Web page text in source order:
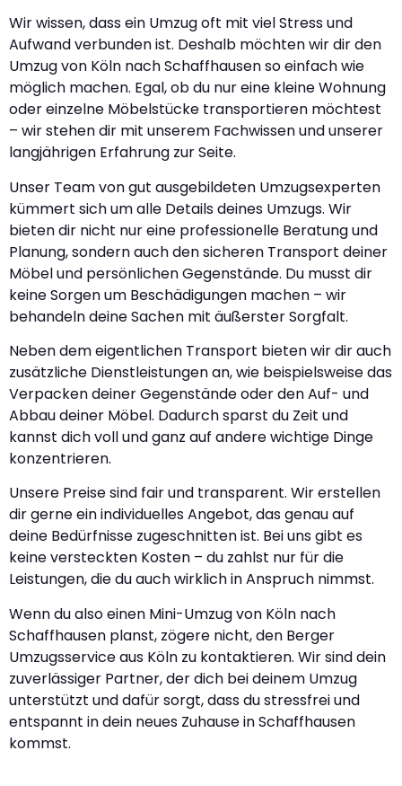
Wir wissen, dass ein Umzug oft mit viel Stress und
Aufwand verbunden ist. Deshalb möchten wir dir den
Umzug von Köln nach Schaffhausen so einfach wie
möglich machen. Egal, ob du nur eine kleine Wohnung
oder einzelne Möbelstücke transportieren möchtest
– wir stehen dir mit unserem Fachwissen und unserer
langjährigen Erfahrung zur Seite.
Unser Team von gut ausgebildeten Umzugsexperten
kümmert sich um alle Details deines Umzugs. Wir
bieten dir nicht nur eine professionelle Beratung und
Planung, sondern auch den sicheren Transport deiner
Möbel und persönlichen Gegenstände. Du musst dir
keine Sorgen um Beschädigungen machen – wir
behandeln deine Sachen mit äußerster Sorgfalt.
Neben dem eigentlichen Transport bieten wir dir auch
zusätzliche Dienstleistungen an, wie beispielsweise das
Verpacken deiner Gegenstände oder den Auf- und
Abbau deiner Möbel. Dadurch sparst du Zeit und
kannst dich voll und ganz auf andere wichtige Dinge
konzentrieren.
Unsere Preise sind fair und transparent. Wir erstellen
dir gerne ein individuelles Angebot, das genau auf
deine Bedürfnisse zugeschnitten ist. Bei uns gibt es
keine versteckten Kosten – du zahlst nur für die
Leistungen, die du auch wirklich in Anspruch nimmst.
Wenn du also einen Mini-Umzug von Köln nach
Schaffhausen planst, zögere nicht, den Berger
Umzugsservice aus Köln zu kontaktieren. Wir sind dein
zuverlässiger Partner, der dich bei deinem Umzug
unterstützt und dafür sorgt, dass du stressfrei und
entspannt in dein neues Zuhause in Schaffhausen
kommst.